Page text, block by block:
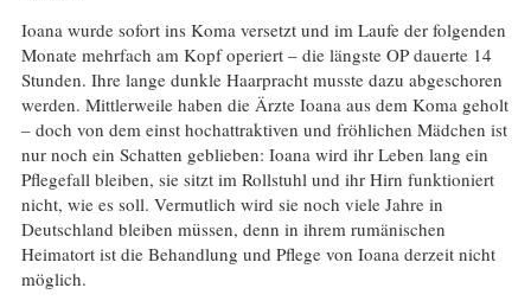
Ioana wurde sofort ins Koma versetzt und im Laufe der folgenden
Monate mehrfach am Kopf operiert – die längste OP dauerte 14
Stunden. Ihre lange dunkle Haarpracht musste dazu abgeschoren
werden. Mittlerweile haben die Ärzte Ioana aus dem Koma geholt
– doch von dem einst hochattraktiven und fröhlichen Mädchen ist
nur noch ein Schatten geblieben: Ioana wird ihr Leben lang ein
Pflegefall bleiben, sie sitzt im Rollstuhl und ihr Hirn funktioniert
nicht, wie es soll. Vermutlich wird sie noch viele Jahre in
Deutschland bleiben müssen, denn in ihrem rumänischen
Heimatort ist die Behandlung und Pflege von Ioana derzeit nicht
möglich.